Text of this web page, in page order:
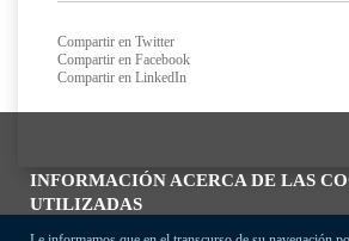
INFORMACIÓN ACERCA DE LAS
UTILIZADAS
Compartir en Twitter
Compartir en Facebook
Compartir en LinkedIn